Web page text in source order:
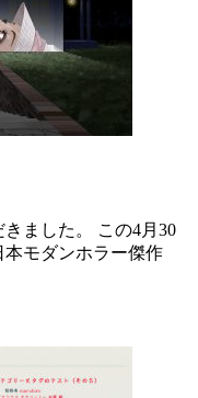
ました。 この4月30
本モダンホラー傑作